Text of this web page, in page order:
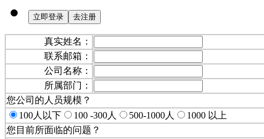
真实姓名：
联系邮箱：
公司名称：
所属部门：
您公司的人员规模？
100人以下
100 -300人 500-1000人
1000 以上
您目前所面临的问题？